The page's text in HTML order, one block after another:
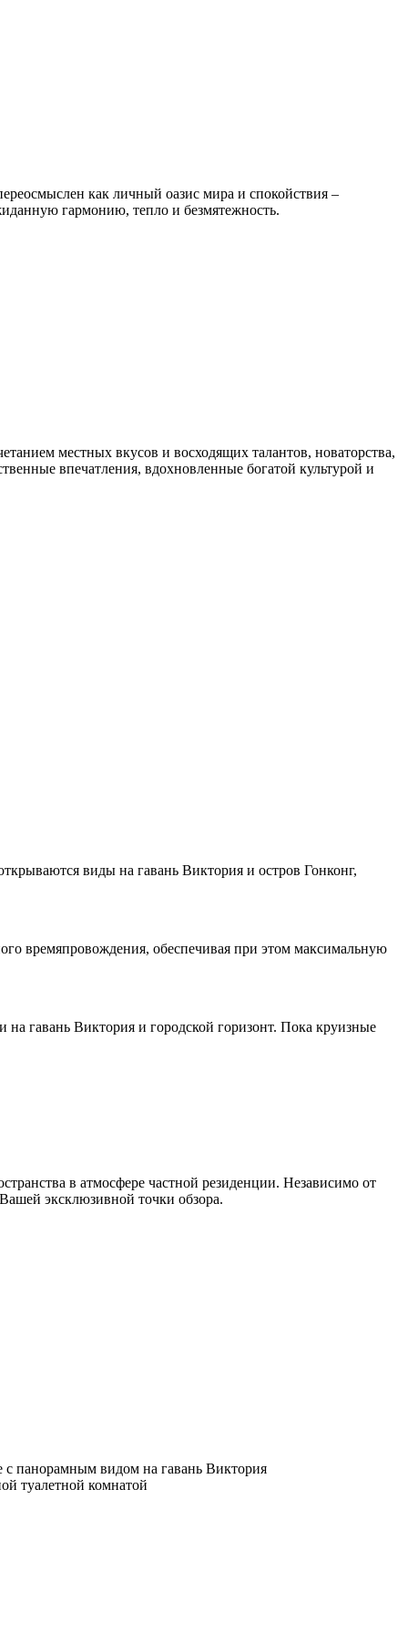
как личный оазис мира и спокойствия –
гармонию, тепло и безмятежность.
местных вкусов и восходящих талантов, новаторства,
впечатления, вдохновленные богатой культурой и
виды на гавань Виктория и остров Гонконг,
времяпровождения, обеспечивая при этом максимальную
гавань Виктория и городской горизонт. Пока круизные
в атмосфере частной резиденции. Независимо от
эксклюзивной точки обзора.
с панорамным видом на гавань Виктория
туалетной комнатой